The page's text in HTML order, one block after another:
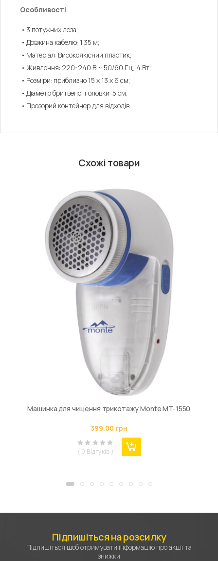
Особливості:
3 потужних леза;
Довжина кабелю: 1.35 м;
Матеріал: Високоякісний пластик;
Живлення: 220-240 В ~ 50/60 Гц, 4 Вт;
Розміри: приблизно 15 x 13 x 6 см;
Діаметр бритвеної головки: 5 см;
Прозорий контейнер для відходів.
Схожі товари
Машинка для чищення трикотажу Monte MT-1550
399.00 грн
( 0 Відгуків )
Підпишіться на розсилку
Підпишіться щоб отримувати інформацію про акції та
знижки